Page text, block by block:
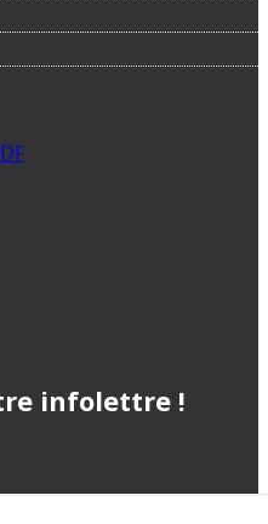
infolettre !